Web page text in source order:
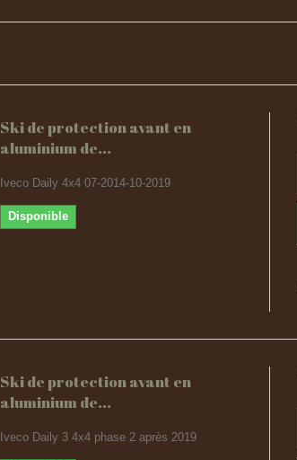
Ski de protection avant en
aluminium de...
Iveco Daily 4x4 07-2014-10-2019
Disponible
Ski de protection avant en
aluminium de...
Iveco Daily 3 4x4 phase 2 après 2019